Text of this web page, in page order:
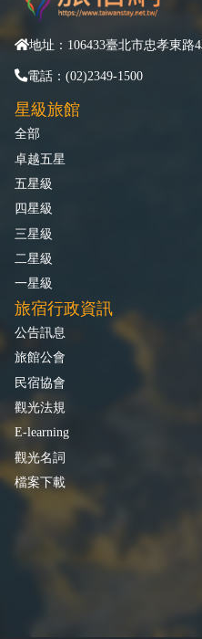
地址：106433臺北市忠孝東路
電話：(02)2349-1500
星級旅館
全部
卓越五星
五星級
四星級
三星級
二星級
一星級
旅宿行政資訊
公告訊息
旅館公會
民宿協會
觀光法規
E-learning
觀光名詞
檔案下載